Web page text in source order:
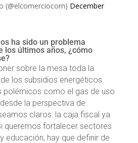
(@elcomerciocom) December
ha sido un problema
los últimos años, ¿cómo
sobre la mesa toda la
los subsidios energéticos.
polémicos como el gas de uso
la perspectiva de
claros: la caja fiscal ya
queremos fortalecer sectores
educación, hay que definir de